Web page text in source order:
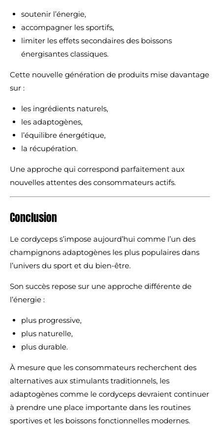
soutenir l’énergie,
accompagner les sportifs,
limiter les effets secondaires des boissons
énergisantes classiques.
Cette nouvelle génération de produits mise davantage
sur :
les ingrédients naturels,
les adaptogènes,
l’équilibre énergétique,
la récupération.
Une approche qui correspond parfaitement aux
nouvelles attentes des consommateurs actifs.
Conclusion
Le cordyceps s’impose aujourd’hui comme l’un des
champignons adaptogènes les plus populaires dans
l’univers du sport et du bien-être.
Son succès repose sur une approche différente de
l’énergie :
plus progressive,
plus naturelle,
plus durable.
À mesure que les consommateurs recherchent des
alternatives aux stimulants traditionnels, les
adaptogènes comme le cordyceps devraient continuer
à prendre une place importante dans les routines
sportives et les boissons fonctionnelles modernes.